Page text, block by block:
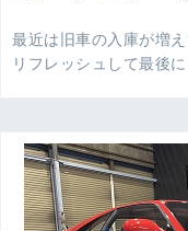
最近は旧車の入庫が増
リフレッシュして最後